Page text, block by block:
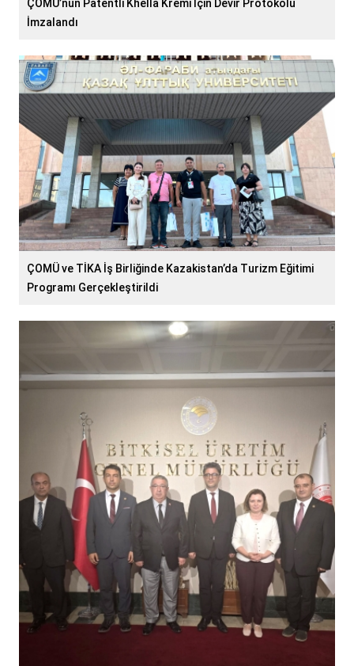
ÇOMÜ’nün Patentli Khella Kremi İçin Devir Protokolü
İmzalandı
ÇOMÜ ve TİKA İş Birliğinde Kazakistan’da Turizm Eğitimi
Programı Gerçekleştirildi